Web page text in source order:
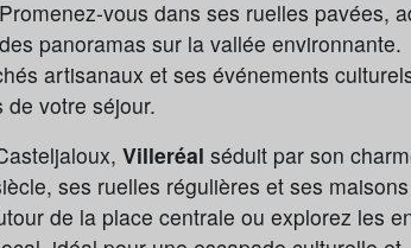
vous dans ses ruelles pavées,
panoramas sur la vallée environnante.
artisanaux et ses événements
votre séjour.
Villeréal séduit par son
ses ruelles régulières et ses maisons
de la place centrale ou explorez les